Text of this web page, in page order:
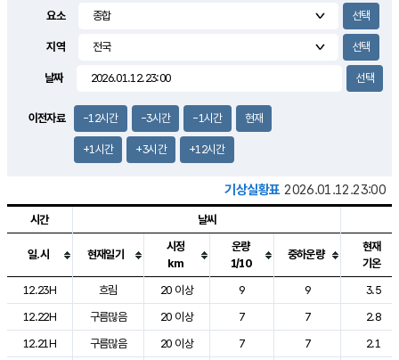
2.4m/s
요소
지역
날짜
이전자료 -12시간 -3시간 -1시간 현재
+1시간 +3시간 +12시간
기상실황표 2026.01.12.23:00
도시별 기상실황표로 지점, 날씨, 기온, 강수, 바람, 기압등을 안내한 표입
시간 날씨
일.시 현재일기
시정
km
운량
1/10
중하운량
현재
기온
12.23H
흐림 20 이상 9 9
3.5
12.22H
구름많음 20 이상 7 7
2.8
12.21H
구름많음 20 이상 7 7
2.1